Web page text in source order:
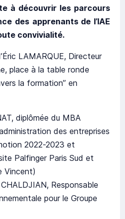
à découvrir les parcours
des apprenants de l’IAE
convivialité.
LAMARQUE, Directeur
place à la table ronde
la formation” en
diplômée du MBA
des entreprises
2022-2023 et
Palfinger Paris Sud et
Vincent)
Responsable
pour le Groupe